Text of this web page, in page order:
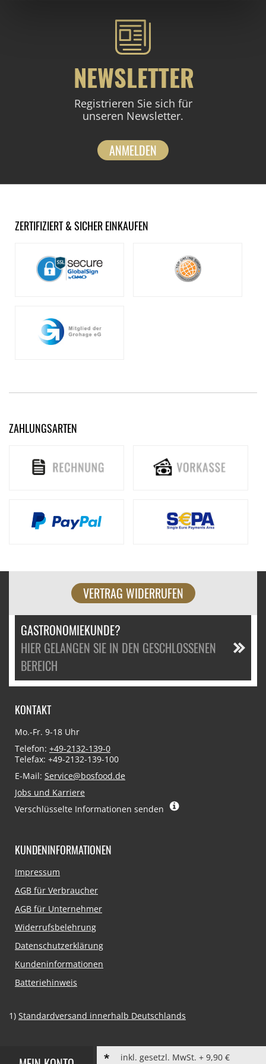
NEWSLETTER
Registrieren Sie sich für
unseren Newsletter.
ANMELDEN
ZERTIFIZIERT & SICHER EINKAUFEN
ZAHLUNGSARTEN
VERTRAG WIDERRUFEN
GASTRONOMIEKUNDE?
HIER GELANGEN SIE IN DEN GESCHLOSSENEN
BEREICH
inkl. gesetzl. MwSt. + 9,90 €
KONTAKT
Mo.-Fr. 9-18 Uhr
Telefon: +49-2132-139-0
Telefax: +49-2132-139-100
E-Mail: Service@bosfood.de
Jobs und Karriere
Verschlüsselte Informationen senden
KUNDENINFORMATIONEN
Navigation
Impressum
AGB für Verbraucher
AGB für Unternehmer
Widerrufsbelehrung
Datenschutzerklärung
Kundeninformationen
Batteriehinweis
1) Standardversand innerhalb Deutschlands